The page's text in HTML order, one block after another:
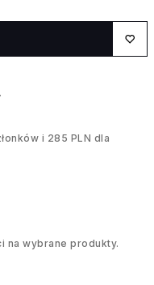
i 285 PLN dla
na wybrane produkty.